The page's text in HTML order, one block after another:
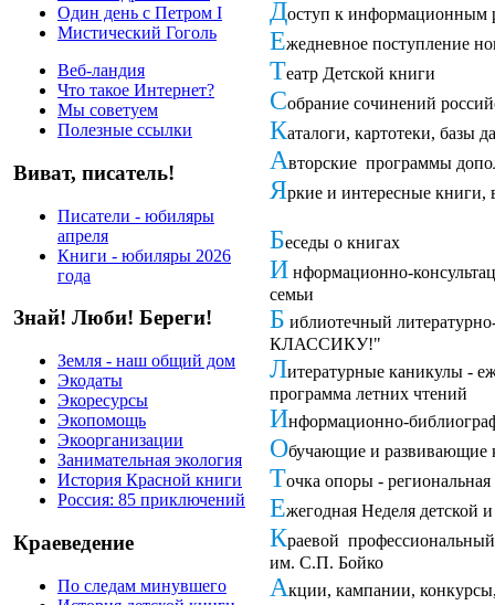
Один день с Петром I
Мистический Гоголь
Веб-ландия
Что такое Интернет?
Мы советуем
Полезные ссылки
Виват, писатель!
Писатели - юбиляры
апреля
Книги - юбиляры 2026
года
Знай! Люби! Береги!
Земля - наш общий дом
Экодаты
Экоресурсы
Экопомощь
Экоорганизации
Занимательная экология
История Красной книги
Россия: 85 приключений
Краеведение
По следам минувшего
Доступ к информационным
Ежедневное поступление
Театр Детской книги
Собрание сочинений
Каталоги, картотеки, базы
Авторские программы
Яркие и интересные
Беседы о книгах
И нформационно-
семьи
Б иблиотечный
КЛАССИКУ!"
Литературные каникулы -
программа летних чтений
Информационно-
Обучающие и развивающие
Точка опоры -
Ежегодная Неделя детской
Краевой
им. С.П. Бойко
Акции, кампании,